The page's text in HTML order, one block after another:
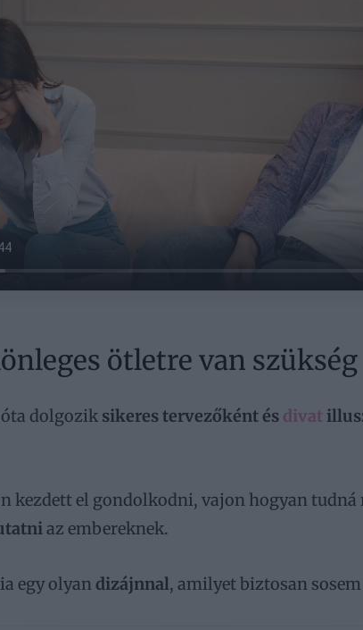
ötletre van szükség
dolgozik sikeres tervezőként és divat
kezdett el gondolkodni, vajon hogyan
az embereknek.
egy olyandizájnnal, amilyet biztosan